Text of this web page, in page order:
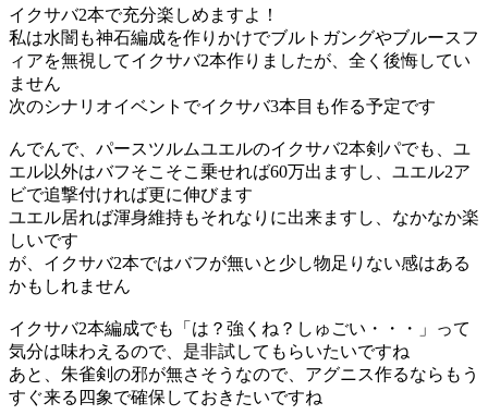
イクサバ2本で充分楽しめますよ！
私は水闇も神石編成を作りかけでブルトガングやブルースフ
ィアを無視してイクサバ2本作りましたが、全く後悔してい
ません
次のシナリオイベントでイクサバ3本目も作る予定です
んでんで、パースツルムユエルのイクサバ2本剣パでも、ユ
エル以外はバフそこそこ乗せれば60万出ますし、ユエル2ア
ビで追撃付ければ更に伸びます
ユエル居れば渾身維持もそれなりに出来ますし、なかなか楽
しいです
が、イクサバ2本ではバフが無いと少し物足りない感はある
かもしれません
イクサバ2本編成でも「は？強くね？しゅごい・・・」って
気分は味わえるので、是非試してもらいたいですね
あと、朱雀剣の邪が無さそうなので、アグニス作るならもう
すぐ来る四象で確保しておきたいですね